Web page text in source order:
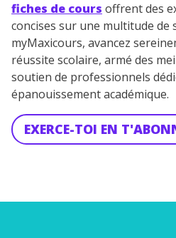
fiches de cours offrent des
concises sur une multitude de
myMaxicours, avancez
réussite scolaire, armé des
soutien de professionnels
épanouissement académique.
EXERCE-TOI EN